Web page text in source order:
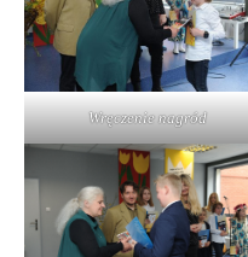
Wręczenie nagród